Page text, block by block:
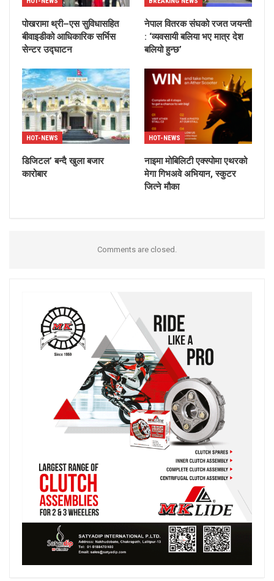
पोखरामा थ्री–एस सुविधासहित
बीवाइडीको आधिकारिक सर्भिस
सेन्टर उद्घाटन
नेपाल वितरक संघको रजत जयन्ती
: ‘व्यवसायी बलिया भए मात्र देश
बलियो हुन्छ’
HOT-NEWS
डिजिटल’ बन्दै खुला बजार
कारोबार
HOT-NEWS
नाइमा मोबिलिटी एक्स्पोमा एथरको
मेगा गिभअवे अभियान, स्कुटर
जित्ने मौका
Comments are closed.